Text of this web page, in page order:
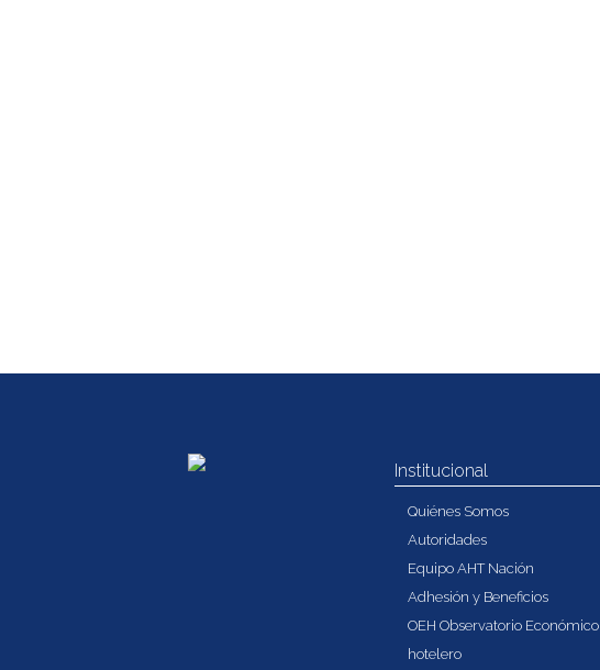
Institucional
Quiénes Somos
Autoridades
Equipo AHT Nación
Adhesión y Beneficios
OEH Observatorio Económico
hotelero